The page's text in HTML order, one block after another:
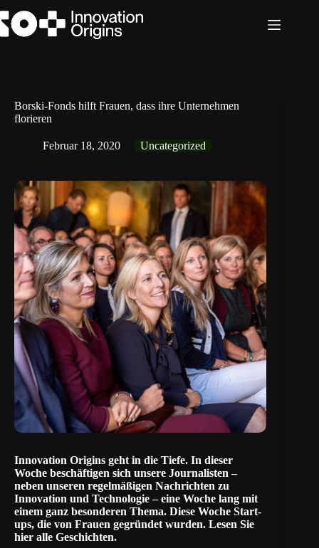
Inhalt
springen
Borski-Fonds hilft Frauen, dass ihre Unternehmen
florieren
Februar 18, 2020 Uncategorized
Innovation Origins geht in die Tiefe. In dieser
Woche beschäftigen sich unsere Journalisten –
neben unseren regelmäßigen Nachrichten zu
Innovation und Technologie – eine Woche lang mit
einem ganz besonderen Thema. Diese Woche Start-
ups, die von Frauen gegründet wurden. Lesen Sie
hier alle Geschichten.